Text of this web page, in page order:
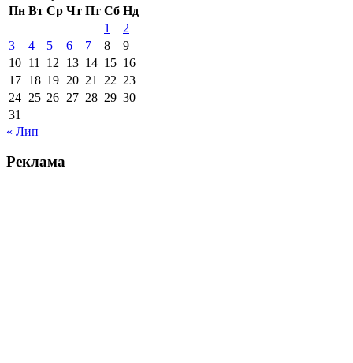
Пн Вт Ср Чт Пт Сб Нд
1
2
3
4 5 6 7 8
9
10 11 12 13 14 15 16
17 18 19 20 21 22 23
24 25 26 27 28 29 30
31
« Лип
Реклама